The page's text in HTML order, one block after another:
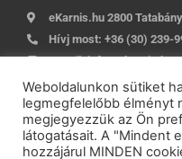
eKarnis.hu 2800
Hívj most: +36 (30) 239-
E-mail:info@ekarnis.hu
2021 © eKarnis.hu|
jog
Weboldalunkon sütiket
legmegfelelőbb élményt
megjegyezzük az Ön
látogatásait. A "Mindent
hozzájárul MINDEN